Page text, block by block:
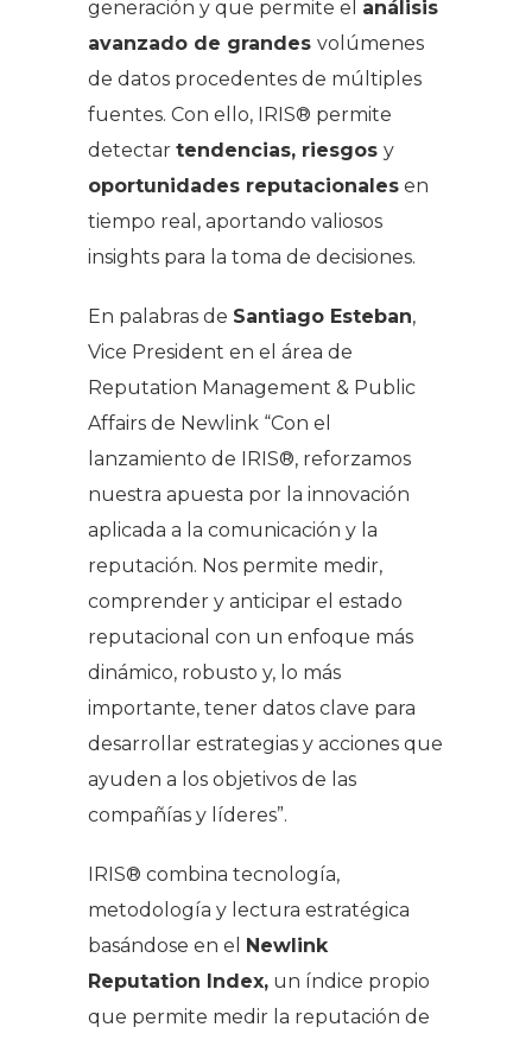
generación y que permite el análisis
avanzado de grandes volúmenes
de datos procedentes de múltiples
fuentes. Con ello, IRIS® permite
detectar tendencias, riesgos y
oportunidades reputacionales en
tiempo real, aportando valiosos
insights para la toma de decisiones.
En palabras de Santiago Esteban,
Vice President en el área de
Reputation Management & Public
Affairs de Newlink “Con el
lanzamiento de IRIS®, reforzamos
nuestra apuesta por la innovación
aplicada a la comunicación y la
reputación. Nos permite medir,
comprender y anticipar el estado
reputacional con un enfoque más
dinámico, robusto y, lo más
importante, tener datos clave para
desarrollar estrategias y acciones que
ayuden a los objetivos de las
compañías y líderes”.
IRIS® combina tecnología,
metodología y lectura estratégica
basándose en el Newlink
Reputation Index, un índice propio
que permite medir la reputación de